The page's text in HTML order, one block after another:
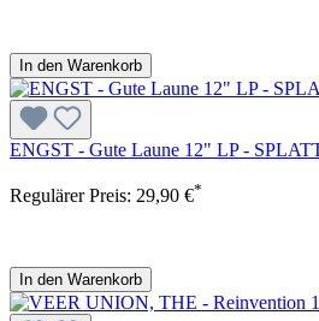
In den Warenkorb
ENGST - Gute Laune 12" LP -
Regulärer Preis: 29,90 €*
In den Warenkorb